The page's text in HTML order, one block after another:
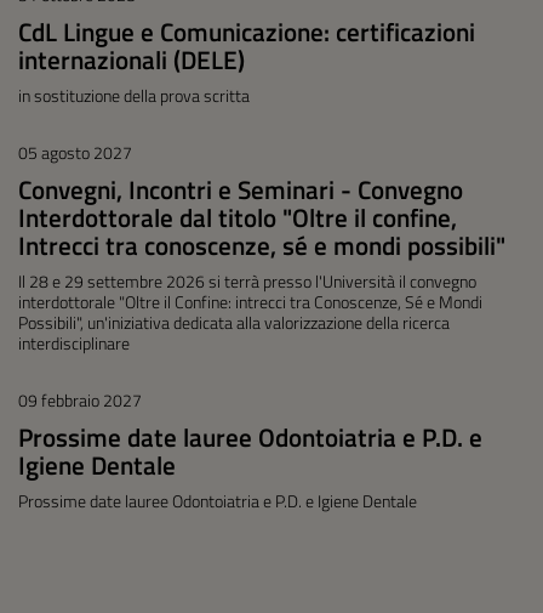
CdL Lingue e Comunicazione: certificazioni
internazionali (DELE)
in sostituzione della prova scritta
05 agosto 2027
Convegni, Incontri e Seminari - Convegno
Interdottorale dal titolo "Oltre il confine,
Intrecci tra conoscenze, sé e mondi possibili"
Il 28 e 29 settembre 2026 si terrà presso l'Università il convegno
interdottorale "Oltre il Confine: intrecci tra Conoscenze, Sé e Mondi
Possibili", un'iniziativa dedicata alla valorizzazione della ricerca
interdisciplinare
09 febbraio 2027
Prossime date lauree Odontoiatria e P.D. e
Igiene Dentale
Prossime date lauree Odontoiatria e P.D. e Igiene Dentale